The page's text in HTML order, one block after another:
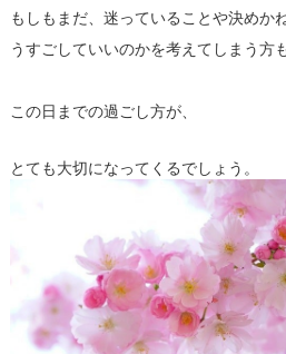
もしもまだ、迷っていることや決めか
うすごしていいのかを考えてしまう方も
この日までの過ごし方が、
とても大切になってくるでしょう。